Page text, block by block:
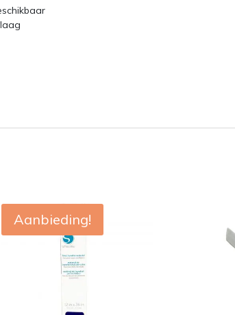
Aanbieding!